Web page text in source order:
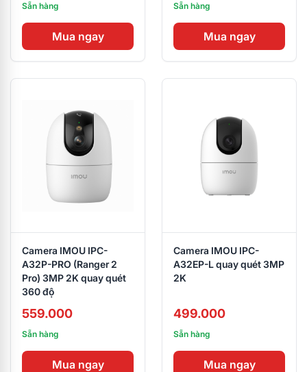
Sẵn hàng
Mua ngay
Sẵn hàng
Mua ngay
Camera IMOU IPC-
A32P-PRO (Ranger 2
Pro) 3MP 2K quay quét
360 độ
559.000
Sẵn hàng
Mua ngay
Camera IMOU IPC-
A32EP-L quay quét 3MP
2K
499.000
Sẵn hàng
Mua ngay